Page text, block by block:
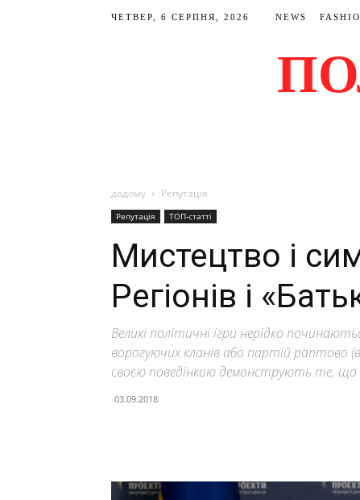
ЧЕТВЕР, 6 СЕРПНЯ, 2026 NEWS
додому Репутація
Репутація ТОП-статті
Мистецтво і
Регіонів і
Великі політичні ігри нерідко
ворогуючих кланів або партій раптово
своєю поведінкою демонструють те, що
03.09.2018